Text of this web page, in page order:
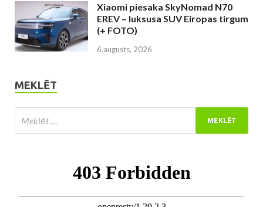
Xiaomi piesaka SkyNomad N70
EREV – luksusa SUV Eiropas tirgum
(+ FOTO)
6.augusts, 2026
MEKLĒT